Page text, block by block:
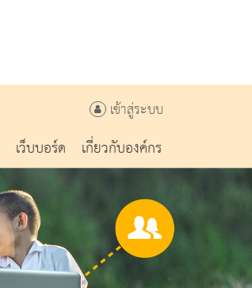
เข้าสู่ระบบ
เว็บบอร์ด เกี่ยวกับองค์กร